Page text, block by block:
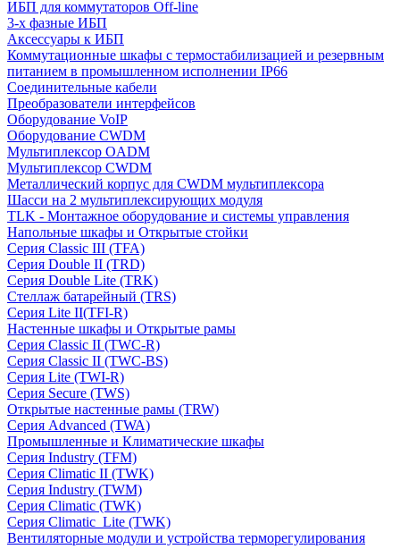
ИБП для коммутаторов Off-line
3-х фазные ИБП
Аксессуары к ИБП
Коммутационные шкафы с термостабилизацией и резервным
питанием в промышленном исполнении IP66
Соединительные кабели
Преобразователи интерфейсов
Оборудование VoIP
Оборудование CWDM
Мультиплекcор OADM
Мультиплексор CWDM
Металлический корпус для CWDM мультиплексора
Шасси на 2 мультиплексирующих модуля
TLK - Монтажное оборудование и системы управления
Напольные шкафы и Открытые стойки
Серия Classic III (TFA)
Серия Double II (TRD)
Серия Double Lite (TRK)
Стеллаж батарейный (TRS)
Серия Lite II(TFI-R)
Настенные шкафы и Открытые рамы
Серия Classic II (TWC-R)
Серия Classic II (TWC-BS)
Серия Lite (TWI-R)
Серия Secure (TWS)
Открытые настенные рамы (TRW)
Серия Advanced (TWA)
Промышленные и Климатические шкафы
Серия Industry (TFM)
Серия Climatic II (TWK)
Серия Industry (TWM)
Серия Climatic (TWK)
Серия Climatic_Lite (TWK)
Вентиляторные модули и устройства терморегулирования